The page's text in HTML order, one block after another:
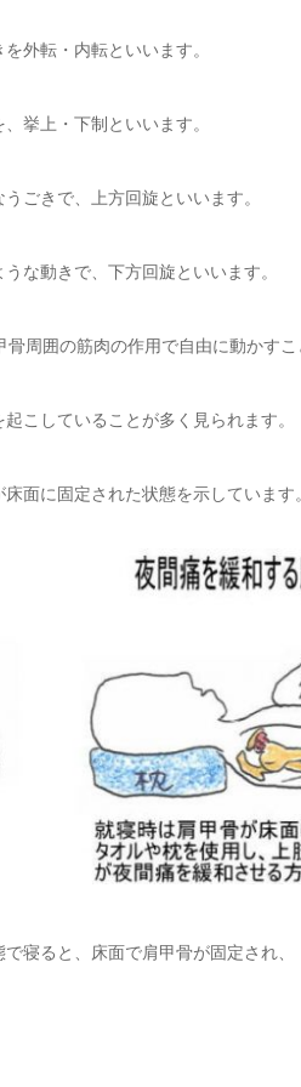
外転・内転といいます。
挙上・下制といいます。
ごきで、上方回旋といいます。
な動きで、下方回旋といいます。
周囲の筋肉の作用で自由に動かすこ
こしていることが多く見られます。
面に固定された状態を示しています。
寝ると、床面で肩甲骨が固定され、